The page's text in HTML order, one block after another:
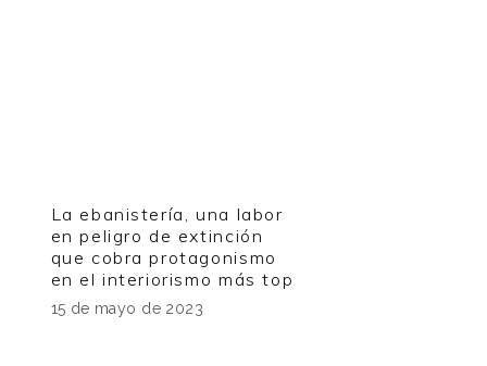
La ebanistería, una labor
en peligro de extinción
que cobra protagonismo
en el interiorismo más top
15 de mayo de 2023